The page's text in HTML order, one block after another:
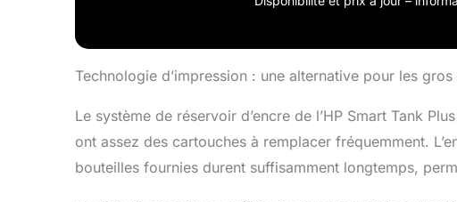
Technologie d’impression : une alternative pour les gros
Le système de réservoir d’encre de l’HP Smart Tank
ont assez des cartouches à remplacer fréquemment.
bouteilles fournies durent suffisamment longtemps,